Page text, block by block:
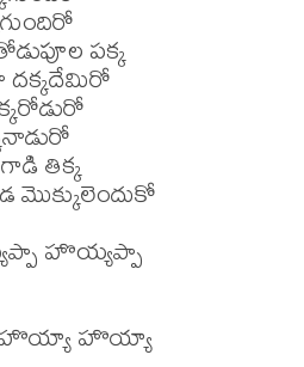
పక్క
దక్కదేమిరో
తిక్క
మొక్కులెందుకో
హొయ్యప్పా
హొయ్యా